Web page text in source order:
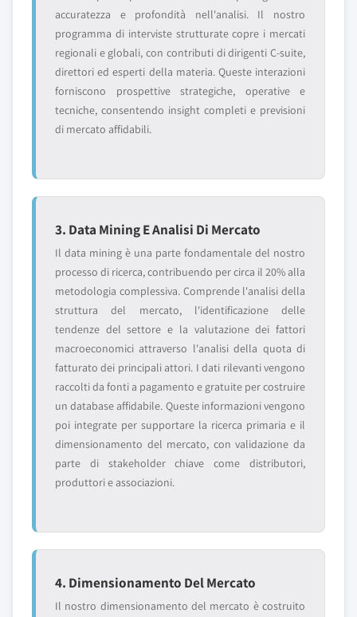
accuratezza e profondità nell'analisi. Il nostro
programma di interviste strutturate copre i mercati
regionali e globali, con contributi di dirigenti C-suite,
direttori ed esperti della materia. Queste interazioni
forniscono prospettive strategiche, operative e
tecniche, consentendo insight completi e previsioni
di mercato affidabili.
3. Data Mining E Analisi Di Mercato
Il data mining è una parte fondamentale del nostro
processo di ricerca, contribuendo per circa il 20% alla
metodologia complessiva. Comprende l'analisi della
struttura del mercato, l'identificazione delle
tendenze del settore e la valutazione dei fattori
macroeconomici attraverso l'analisi della quota di
fatturato dei principali attori. I dati rilevanti vengono
raccolti da fonti a pagamento e gratuite per costruire
un database affidabile. Queste informazioni vengono
poi integrate per supportare la ricerca primaria e il
dimensionamento del mercato, con validazione da
parte di stakeholder chiave come distributori,
produttori e associazioni.
4. Dimensionamento Del Mercato
Il nostro dimensionamento del mercato è costruito